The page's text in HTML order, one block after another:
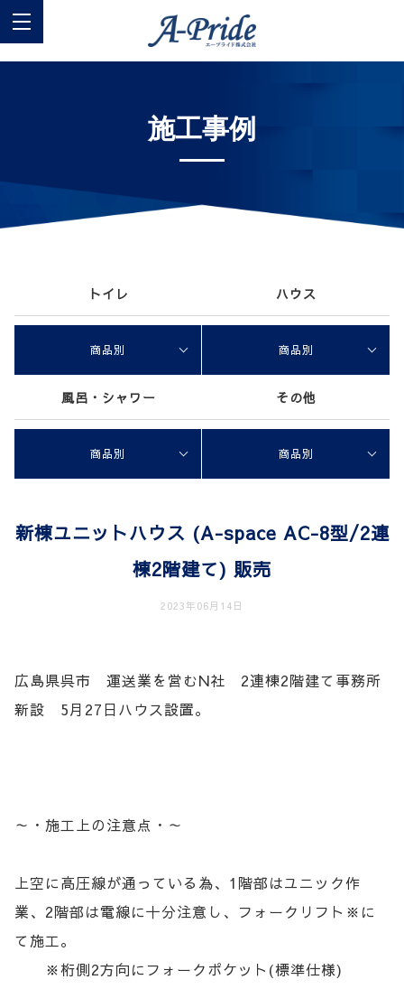
施工事例
トイレ ハウス
商品別 商品別
風呂・シャワー その他
商品別 商品別
新棟ユニットハウス (A-space AC-8型/2連
棟2階建て) 販売
2023年06月14日
広島県呉市 運送業を営むN社 2連棟2階建て事務所
新設 5月27日ハウス設置。
～・施工上の注意点・～
上空に高圧線が通っている為、1階部はユニック作
業、2階部は電線に十分注意し、フォークリフト※に
て施工。
※桁側2方向にフォークポケット(標準仕様)